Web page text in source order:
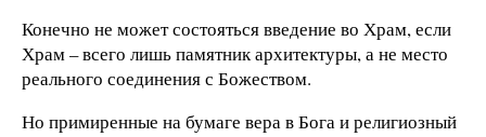
Конечно не может состояться введение во Храм, если
Храм – всего лишь памятник архитектуры, а не место
реального соединения с Божеством.
Но примиренные на бумаге вера в Бога и религиозный